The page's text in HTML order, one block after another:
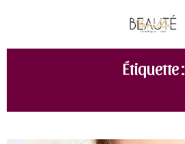
Étiquette :